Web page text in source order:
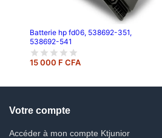
Batterie hp fd06, 538692-351,
538692-541
15 000 F CFA
Votre compte
Accéder à mon compte Ktjunior